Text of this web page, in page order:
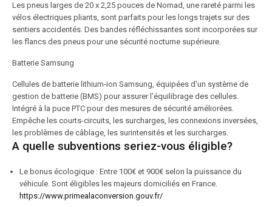
Les pneus larges de 20 x 2,25 pouces de Nomad, une rareté parmi les
vélos électriques pliants, sont parfaits pour les longs trajets sur des
sentiers accidentés. Des bandes réfléchissantes sont incorporées sur
les flancs des pneus pour une sécurité nocturne supérieure.
Batterie Samsung
Cellules de batterie lithium-ion Samsung, équipées d’un système de
gestion de batterie (BMS) pour assurer l’équilibrage des cellules.
Intégré à la puce PTC pour des mesures de sécurité améliorées.
Empêche les courts-circuits, les surcharges, les connexions inversées,
les problèmes de câblage, les surintensités et les surcharges.
A quelle subventions seriez-vous éligible?
Le bonus écologique : Entre 100€ et 900€ selon la puissance du
véhicule. Sont éligibles les majeurs domiciliés en France.
https://www.primealaconversion.gouv.fr/